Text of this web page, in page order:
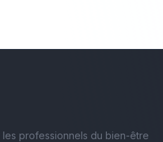
professionnels du bien-être